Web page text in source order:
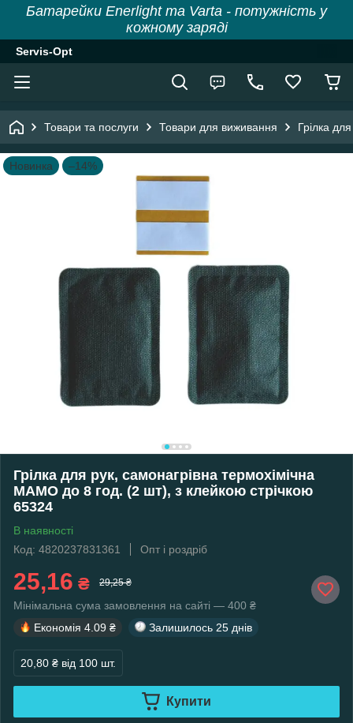
Батарейки Enerlight та Varta - потужність у
кожному заряді
Servis-Opt
Товари та послуги Товари для виживання Грілка
Новинка –14%
Грілка для рук, самонагрівна термохімічна
МАМО до 8 год. (2 шт), з клейкою стрічкою
65324
В наявності
Код: 4820237831361
Опт і роздріб
25,16 ₴ 29,25 ₴
Мінімальна сума замовлення на сайті — 400 ₴
Економія 4.09 ₴ Залишилось 25 днів
20,80 ₴ від 100 шт.
Купити